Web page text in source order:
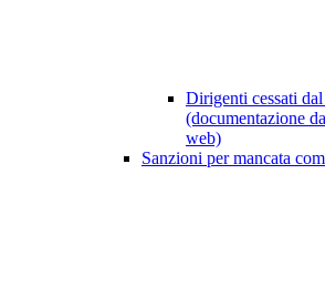
Dirigenti cessati
(documentazione
web)
Sanzioni per mancata